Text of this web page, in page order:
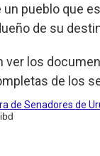
un pueblo que
de su
ver los
de los
de Senadores de